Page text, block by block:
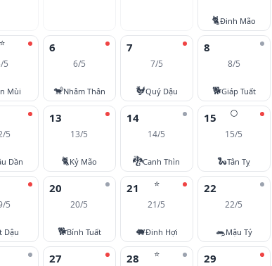
🐈Đinh Mão
⭐
5
Mùi
6
6/5
🐒Nhâm Thân
7
7/5
🐓Quý Dậu
8
8/5
🐕Giáp Tuất
5
Dần
13
13/5
🐈Kỷ Mão
14
14/5
🐉Canh Thìn
🌕
15
15/5
🐍Tân Tỵ
5
Dậu
20
20/5
🐕Bính Tuất
⭐
21
21/5
🐖Đinh Hợi
22
22/5
🐀Mậu Tý
27 ⭐
28 29